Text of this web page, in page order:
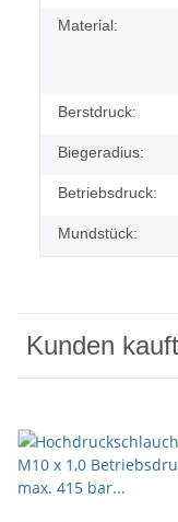
Material:
Berstdruck:
Biegeradius:
Betriebsdruck:
Mundstück:
Kunden